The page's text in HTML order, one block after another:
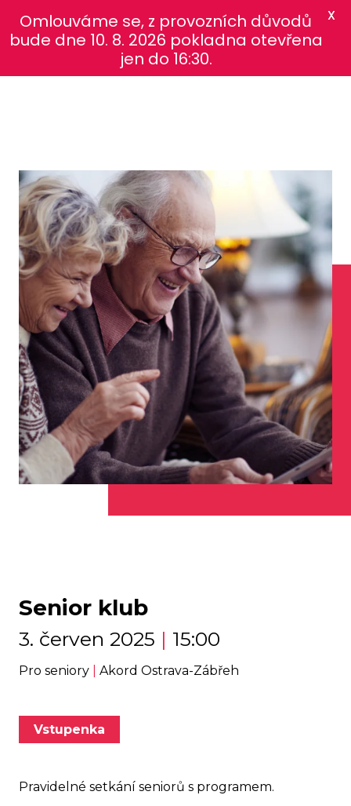
Senior klub
3. červen 2025 | 15:00
Pro seniory Akord Ostrava-Zábřeh
Vstupenka
Pravidelné setkání seniorů s programem.
Omlouváme se, z provozních důvodů
bude dne 10. 8. 2026 pokladna otevřena
jen do 16:30.
X